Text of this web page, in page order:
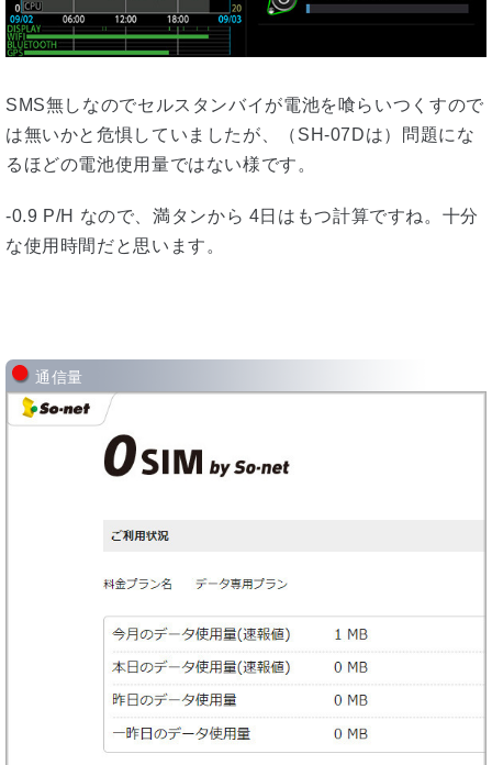
SMS無しなのでセルスタンバイが電池を喰らいつくすので
は無いかと危惧していましたが、（SH-07Dは）問題にな
るほどの電池使用量ではない様です。
-0.9 P/H なので、満タンから 4日はもつ計算ですね。十分
な使用時間だと思います。
通信量